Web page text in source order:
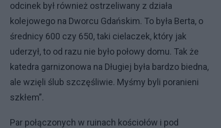
odcinek był również ostrzeliwany z działa
kolejowego na Dworcu Gdańskim. To była Berta, o
średnicy 600 czy 650, taki cielaczek, który jak
uderzył, to od razu nie było połowy domu. Tak że
katedra garnizonowa na Długiej była bardzo biedna,
ale wzięli ślub szczęśliwie. Myśmy byli poranieni
szkłem”.
Par połączonych w ruinach kościołów i pod